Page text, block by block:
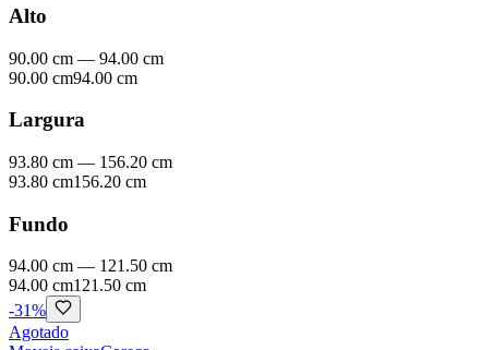
Alto
90.00 cm — 94.00 cm
90.00 cm94.00 cm
Largura
93.80 cm — 156.20 cm
93.80 cm156.20 cm
Fundo
94.00 cm — 121.50 cm
94.00 cm121.50 cm
-31%
Agotado